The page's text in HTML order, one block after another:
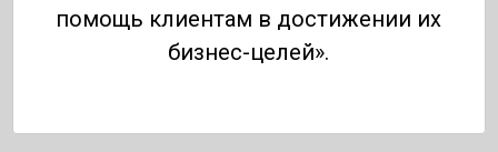
помощь клиентам в достижении их
бизнес-целей».